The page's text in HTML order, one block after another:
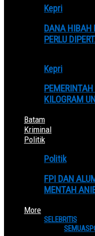
Kepri
DANA HIBAH
PERLU
Kepri
KILOGRAM
Batam
Kriminal
Politik
Politik
FPI DAN
MENTAH
More
SELEBRITIS
SEMUA